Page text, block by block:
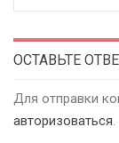
ОСТАВЬТЕ
Для отправки
авторизоваться.